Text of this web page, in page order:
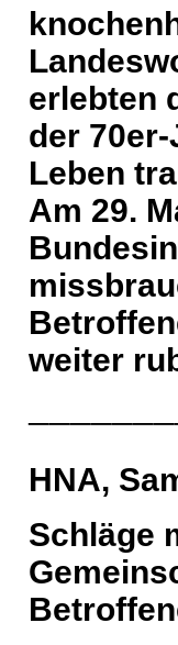
erlebten
der
Leben
Am 29.
weiter
HNA,
Schläge